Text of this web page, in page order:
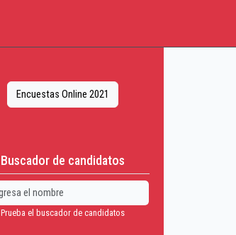
Encuestas Online 2021
Buscador de candidatos
Prueba el buscador de candidatos